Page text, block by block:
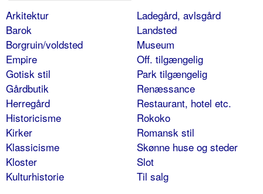
Arkitektur
Barok
Borgruin/voldsted
Empire
Gotisk stil
Gårdbutik
Herregård
Historicisme
Kirker
Klassicisme
Kloster
Kulturhistorie
Ladegård, avlsgård
Landsted
Museum
Off. tilgængelig
Park tilgængelig
Renæssance
Restaurant, hotel etc.
Rokoko
Romansk stil
Skønne huse og steder
Slot
Til salg